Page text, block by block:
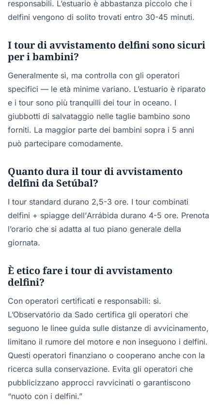
responsabili. L’estuario è abbastanza piccolo che i
delfini vengono di solito trovati entro 30-45 minuti.
I tour di avvistamento delfini sono sicuri
per i bambini?
Generalmente sì, ma controlla con gli operatori
specifici — le età minime variano. L’estuario è riparato
e i tour sono più tranquilli dei tour in oceano. I
giubbotti di salvataggio nelle taglie bambino sono
forniti. La maggior parte dei bambini sopra i 5 anni
può partecipare comodamente.
Quanto dura il tour di avvistamento
delfini da Setúbal?
I tour standard durano 2,5-3 ore. I tour combinati
delfini + spiagge dell’Arrábida durano 4-5 ore. Prenota
l’orario che si adatta al tuo piano generale della
giornata.
È etico fare i tour di avvistamento
delfini?
Con operatori certificati e responsabili: sì.
L’Observatório da Sado certifica gli operatori che
seguono le linee guida sulle distanze di avvicinamento,
limitano il rumore del motore e non inseguono i delfini.
Questi operatori finanziano o cooperano anche con la
ricerca sulla conservazione. Evita gli operatori che
pubblicizzano approcci ravvicinati o garantiscono
“nuoto con i delfini.”